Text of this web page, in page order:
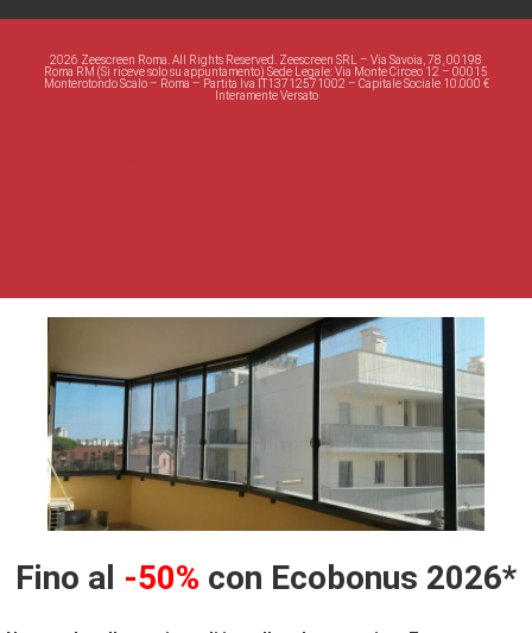
2026 Zeescreen Roma. All Rights Reserved. Zeescreen SRL – Via Savoia, 78, 00198
Roma RM (Si riceve solo su appuntamento) Sede Legale: Via Monte Circeo 12 – 00015
Monterotondo Scalo – Roma – Partita Iva IT13712571002 – Capitale Sociale 10.000 €
Interamente Versato
Fino al -50% con Ecobonus 2026*